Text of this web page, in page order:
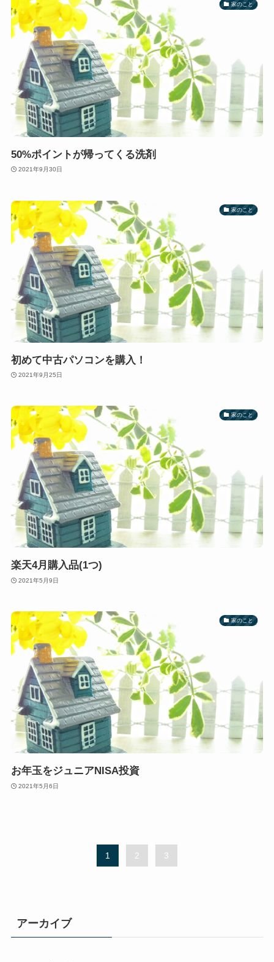
家のこと
50%ポイントが帰ってくる洗剤
2021年9月30日
家のこと
初めて中古パソコンを購入！
2021年9月25日
家のこと
楽天4月購入品(1つ)
2021年5月9日
家のこと
お年玉をジュニアNISA投資
2021年5月6日
1 2 3
アーカイブ